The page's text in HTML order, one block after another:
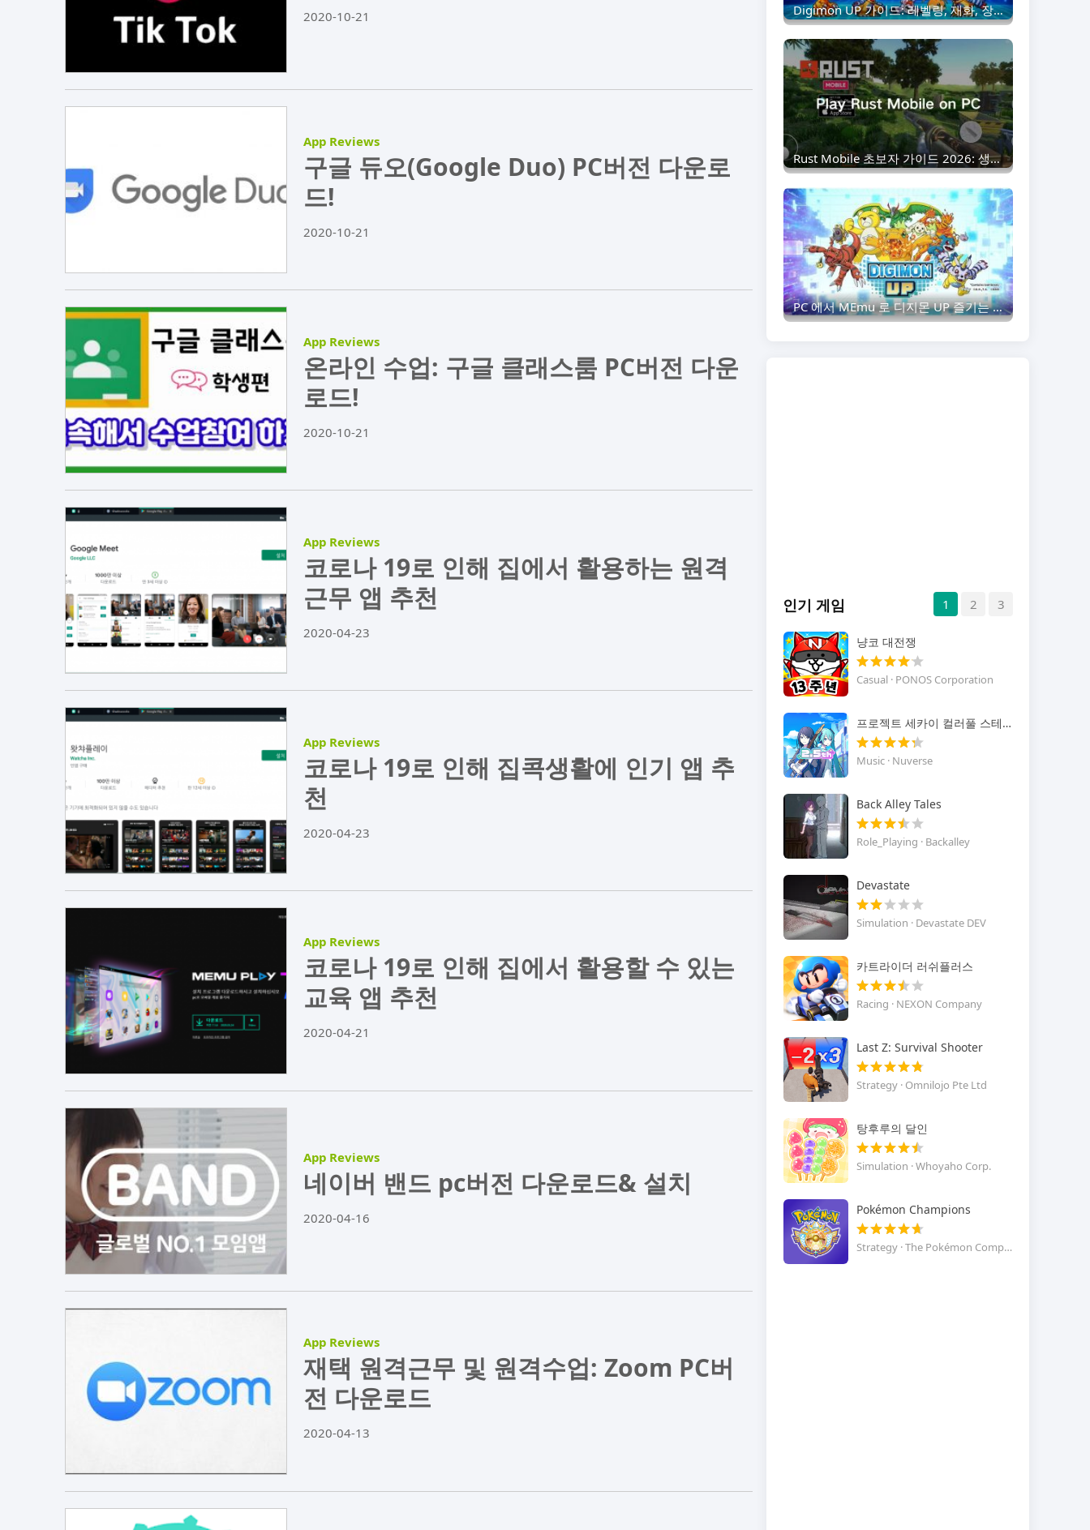
2020-10-21
App Reviews
구글 듀오(Google Duo) PC버전 다운로
드!
2020-10-21
App Reviews
온라인 수업: 구글 클래스룸 PC버전 다운
로드!
2020-10-21
App Reviews
코로나 19로 인해 집에서 활용하는 원격
근무 앱 추천
2020-04-23
App Reviews
코로나 19로 인해 집콕생활에 인기 앱 추
천
2020-04-23
App Reviews
코로나 19로 인해 집에서 활용할 수 있는
교육 앱 추천
2020-04-21
App Reviews
네이버 밴드 pc버전 다운로드& 설치
2020-04-16
App Reviews
재택 원격근무 및 원격수업: Zoom PC버
전 다운로드
2020-04-13
Digimon UP 가이드: 레벨링, 재화, 장비, 스킬 카드, 서포트, 일일 미션 및 리롤 전략
Rust Mobile 초보자 가이드 2026: 생존 팁, 기지 건설 및 성장 전략
PC 에서 MEmu 로 디지몬 UP 즐기는 방법
인기 게임 1 2 3
냥코 대전쟁
Casual · PONOS Corporation
프로젝트 세카이 컬러풀 스테이지! feat.하츠네 미쿠
Music · Nuverse
Back Alley Tales
Role_Playing · Backalley
Devastate
Simulation · Devastate DEV
카트라이더 러쉬플러스
Racing · NEXON Company
Last Z: Survival Shooter
Strategy · Omnilojo Pte Ltd
탕후루의 달인
Simulation · Whoyaho Corp.
Pokémon Champions
Strategy · The Pokémon Company